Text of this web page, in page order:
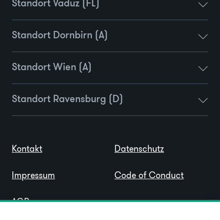
Standort Vaduz (FL)
Standort Dornbirn (A)
Standort Wien (A)
Standort Ravensburg (D)
Kontakt
Impressum
AGB
Datenschutz
Code of Conduct